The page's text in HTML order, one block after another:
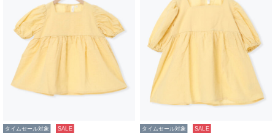
タイムセール対象 SALE タイムセール対象 SALE